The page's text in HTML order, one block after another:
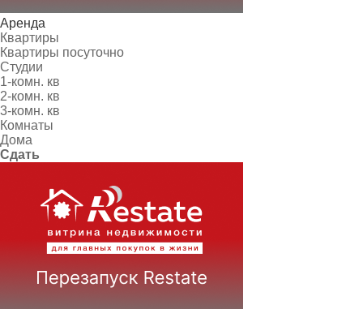
Аренда
Квартиры
Квартиры посуточно
Студии
1-комн. кв
2-комн. кв
3-комн. кв
Комнаты
Дома
Сдать